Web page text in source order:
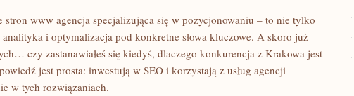
stron www agencja specjalizująca się w pozycjonowaniu – to nie tylko
i optymalizacja pod konkretne słowa kluczowe. A skoro już
czy zastanawiałeś się kiedyś, dlaczego konkurencja z Krakowa jest
jest prosta: inwestują w SEO i korzystają z usług agencji
w tych rozwiązaniach.